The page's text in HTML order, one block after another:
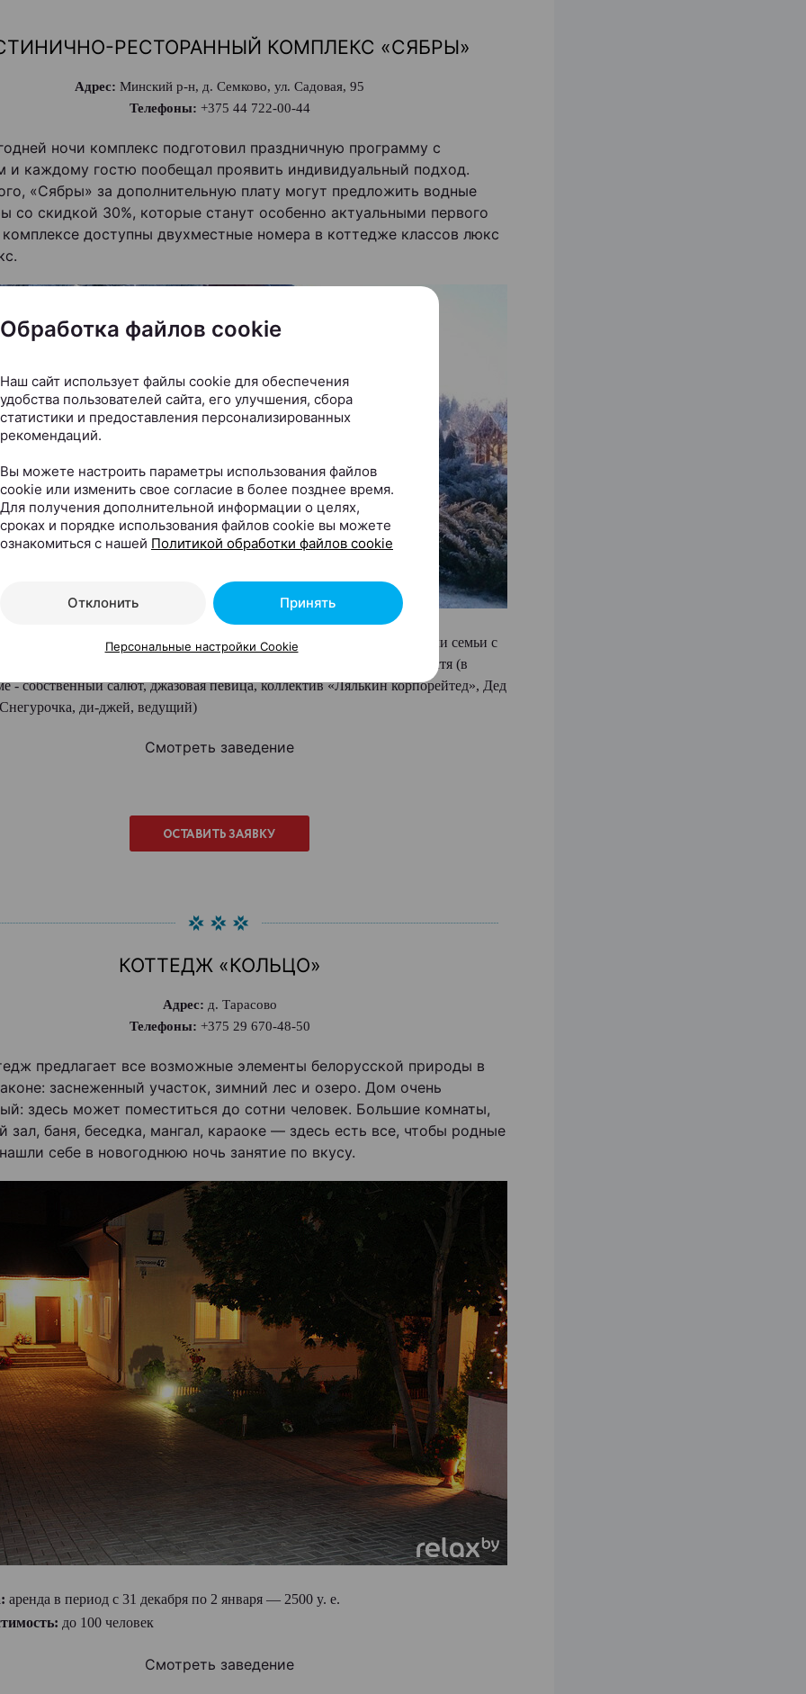
РЕСТОРАННЫЙ КОМПЛЕКС «СЯБРЫ»
Адрес: Минский р-н, д. Семково, ул. Садовая, 95
Телефоны: +375 44 722-00-44
ночи комплекс подготовил праздничную программу с
и каждому гостю пообещал проявить индивидуальный подход.
«Сябры» за дополнительную плату могут предложить водные
со скидкой 30%, которые станут особенно актуальными первого
комплексе доступны двухместные номера в коттедже классов люкс
в новогоднюю ночь в нашем номере полулюкс для пары (или семьи с
200 у.е. Новогодний ужин с программой - 200 у.е. с одного гостя (в
- собственный салют, джазовая певица, коллектив «Лялькин корпорейтед», Дед
ди-джей, ведущий)
Смотреть заведение
КОТТЕДЖ «КОЛЬЦО»
Адрес: д. Тарасово
Телефоны: +375 29 670-48-50
предлагает все возможные элементы белорусской природы в
заснеженный участок, зимний лес и озеро. Дом очень
здесь может поместиться до сотни человек. Большие комнаты,
зал, баня, беседка, мангал, караоке — здесь есть все, чтобы родные
себе в новогоднюю ночь занятие по вкусу.
аренда в период с 31 декабря по 2 января — 2500 y. e.
до 100 человек
Смотреть заведение
Обработка файлов cookie
Наш сайт использует файлы cookie для обеспечения
удобства пользователей сайта, его улучшения, сбора
статистики и предоставления персонализированных
рекомендаций.
Вы можете настроить параметры использования файлов
cookie или изменить свое согласие в более позднее время.
Для получения дополнительной информации о целях,
сроках и порядке использования файлов cookie вы можете
ознакомиться с нашей Политикой обработки файлов cookie
Отклонить Принять
Персональные настройки Cookie